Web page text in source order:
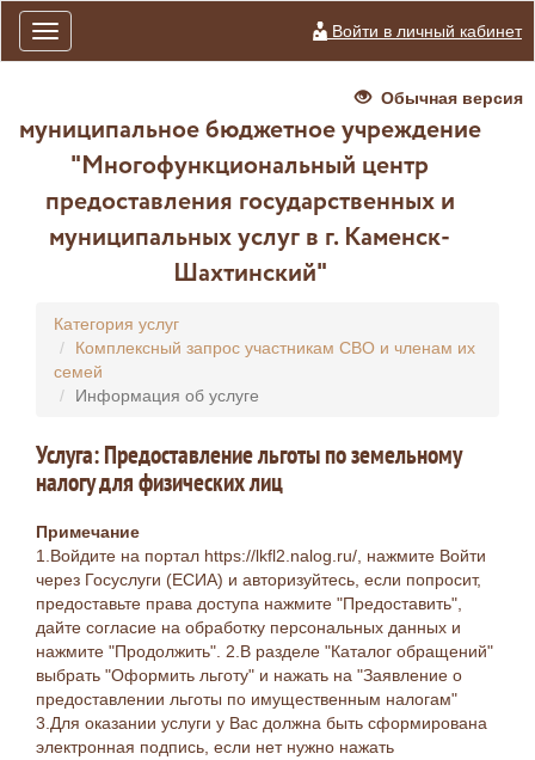
Toggle
navigation
Войти в личный кабинет
Обычная версия
муниципальное бюджетное учреждение
"Многофункциональный центр
предоставления государственных и
муниципальных услуг в г. Каменск-
Шахтинский"
Категория услуг
Комплексный запрос участникам СВО и членам их
семей
Информация об услуге
Услуга: Предоставление льготы по земельному
налогу для физических лиц
Примечание
1.Войдите на портал https://lkfl2.nalog.ru/, нажмите Войти
через Госуслуги (ЕСИА) и авторизуйтесь, если попросит,
предоставьте права доступа нажмите "Предоставить",
дайте согласие на обработку персональных данных и
нажмите "Продолжить". 2.В разделе "Каталог обращений"
выбрать "Оформить льготу" и нажать на "Заявление о
предоставлении льготы по имущественным налогам"
3.Для оказании услуги у Вас должна быть сформирована
электронная подпись, если нет нужно нажать